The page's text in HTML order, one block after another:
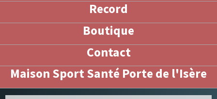
Record
Boutique
Contact
Maison Sport Santé Porte de l'Isère